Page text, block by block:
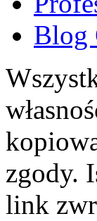
Blog
zgody.
link